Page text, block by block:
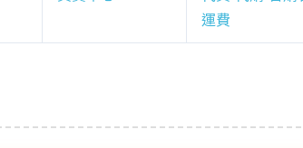
運費